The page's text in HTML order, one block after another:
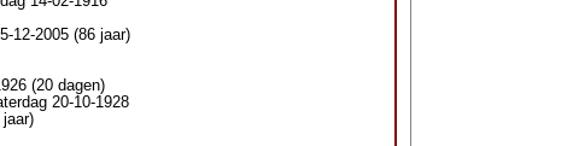
12-2005 (86 jaar)
(20 dagen)
20-10-1928